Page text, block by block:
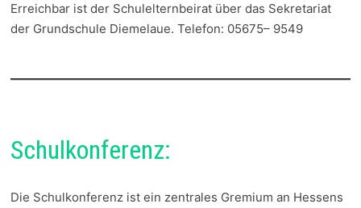
Erreichbar ist der Schulelternbeirat über das Sekretariat
der Grundschule Diemelaue. Telefon: 05675– 9549
Schulkonferenz:
Die Schulkonferenz ist ein zentrales Gremium an Hessens